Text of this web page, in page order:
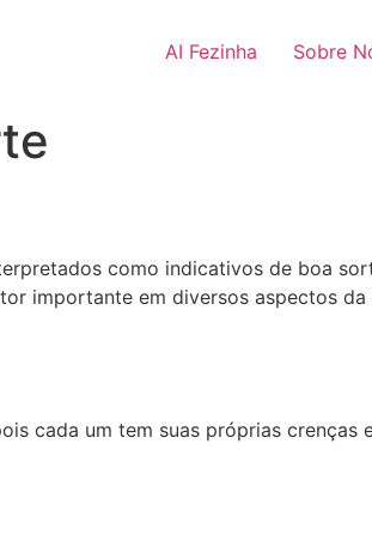
AI Fezinha Sobre
como indicativos de boa
importante em diversos aspectos
cada um tem suas próprias crenças